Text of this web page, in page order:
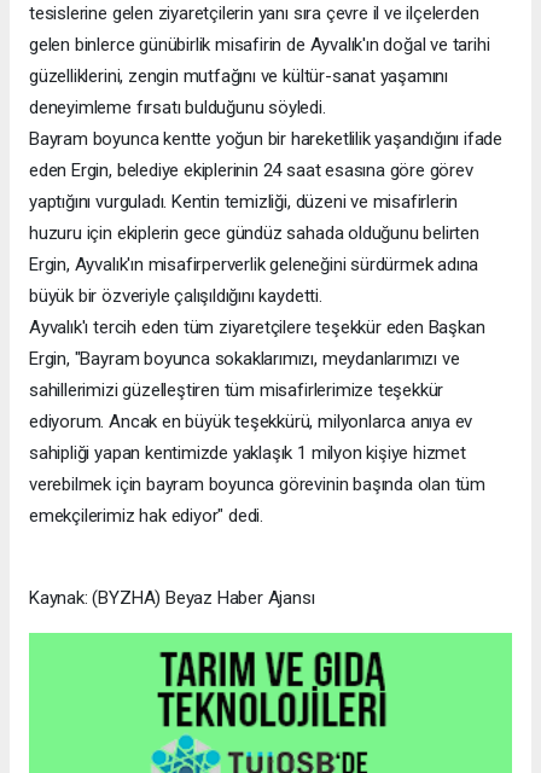
tesislerine gelen ziyaretçilerin yanı sıra çevre il ve ilçelerden
gelen binlerce günübirlik misafirin de Ayvalık'ın doğal ve tarihi
güzelliklerini, zengin mutfağını ve kültür-sanat yaşamını
deneyimleme fırsatı bulduğunu söyledi.
Bayram boyunca kentte yoğun bir hareketlilik yaşandığını ifade
eden Ergin, belediye ekiplerinin 24 saat esasına göre görev
yaptığını vurguladı. Kentin temizliği, düzeni ve misafirlerin
huzuru için ekiplerin gece gündüz sahada olduğunu belirten
Ergin, Ayvalık'ın misafirperverlik geleneğini sürdürmek adına
büyük bir özveriyle çalışıldığını kaydetti.
Ayvalık'ı tercih eden tüm ziyaretçilere teşekkür eden Başkan
Ergin, "Bayram boyunca sokaklarımızı, meydanlarımızı ve
sahillerimizi güzelleştiren tüm misafirlerimize teşekkür
ediyorum. Ancak en büyük teşekkürü, milyonlarca anıya ev
sahipliği yapan kentimizde yaklaşık 1 milyon kişiye hizmet
verebilmek için bayram boyunca görevinin başında olan tüm
emekçilerimiz hak ediyor" dedi.
Kaynak: (BYZHA) Beyaz Haber Ajansı